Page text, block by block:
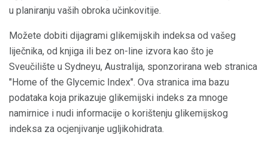
u planiranju vaših obroka učinkovitije.
Možete dobiti dijagrami glikemijskih indeksa od vašeg
liječnika, od knjiga ili bez on-line izvora kao što je
Sveučilište u Sydneyu, Australija, sponzorirana web stranica
"Home of the Glycemic Index". Ova stranica ima bazu
podataka koja prikazuje glikemijski indeks za mnoge
namirnice i nudi informacije o korištenju glikemijskog
indeksa za ocjenjivanje ugljikohidrata.